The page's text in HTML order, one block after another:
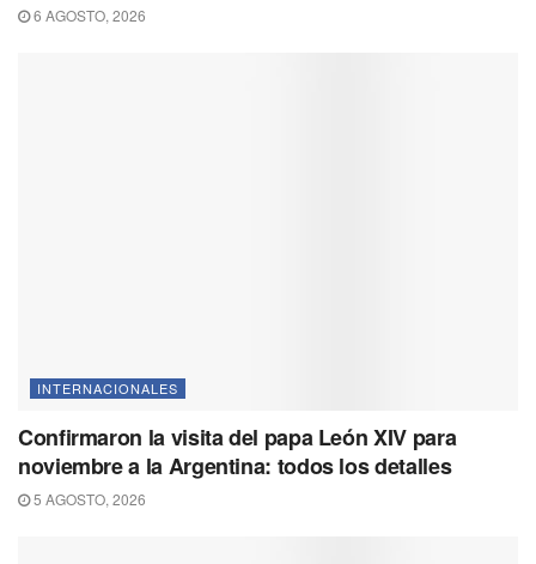
6 AGOSTO, 2026
INTERNACIONALES
Confirmaron la visita del papa León XIV para
noviembre a la Argentina: todos los detalles
5 AGOSTO, 2026